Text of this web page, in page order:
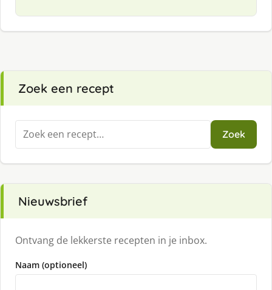
Zoek een recept
Zoeken
naar:
Zoek
Nieuwsbrief
Ontvang de lekkerste recepten in je inbox.
Naam (optioneel)